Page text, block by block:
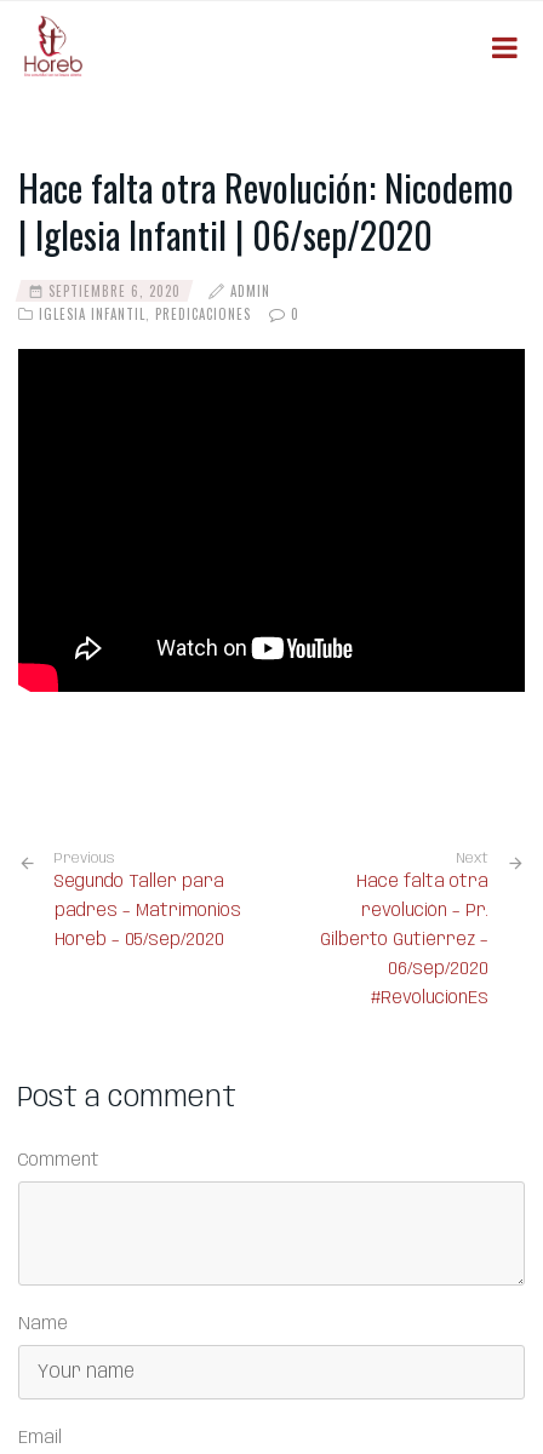
Hace falta otra Revolución: Nicodemo
| Iglesia Infantil | 06/sep/2020
SEPTIEMBRE 6, 2020
ADMIN
IGLESIA INFANTIL
PREDICACIONES 0
Previous
Segundo Taller para
padres – Matrimonios
Horeb – 05/sep/2020
Next
Hace falta otra
revolución – Pr.
Gilberto Gutiérrez –
06/sep/2020
#RevolucionEs
Post a comment
Comment
Name
Email